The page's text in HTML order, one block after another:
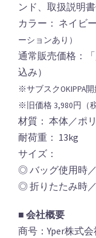
ンド、取扱説明書
カラー： ネイビー
ーションあり）
通常販売価格：
込み）
※サブスクOKIPPA
※旧価格 3,980円（
材質： 本体／ポ
耐荷重： 13kg
サイズ：
◎ バッグ使用時／
◎ 折りたたみ時
■ 会社概要
商号：Yper株式会